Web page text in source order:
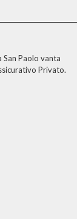
Paolo vanta
Privato.